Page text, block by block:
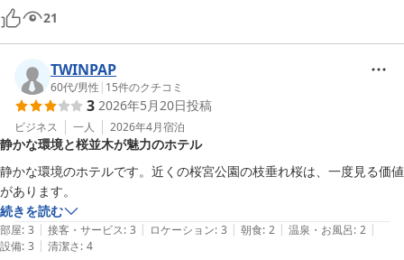
ービスを使う方が良い。
朝になると太鼓の音が聞こえる。隣の神社から？
また機会があれば使わせていただきます。
21
TWINPAP
60代/男性 | 15件のクチコミ
3 2026年5月20日投稿
ビジネス 一人 2026年4月宿泊
静かな環境と桜並木が魅力のホテル
静かな環境のホテルです。近くの桜宮公園の枝垂れ桜は、一度見る価値
があります。
続きを読む
部屋: 3 | 接客・サービス: 3 | ロケーション: 3 | 朝食: 2 | 温泉・お風呂: 2 |
設備: 3 | 清潔さ: 4